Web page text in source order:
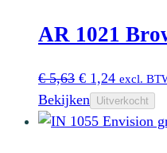
AR 1021
€5,63
prijs
was:
€ 1,24Huidige
prijs
is:
excl.
Bekijken Uitverkocht